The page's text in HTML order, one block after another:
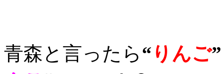
青森と言ったら “ りんご”